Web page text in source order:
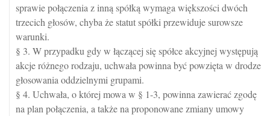
sprawie połączenia z inną spółką wymaga większości dwóch
trzecich głosów, chyba że statut spółki przewiduje surowsze
warunki.
§ 3. W przypadku gdy w łączącej się spółce akcyjnej występują
akcje różnego rodzaju, uchwała powinna być powzięta w drodze
głosowania oddzielnymi grupami.
§ 4. Uchwała, o której mowa w § 1-3, powinna zawierać zgodę
na plan połączenia, a także na proponowane zmiany umowy